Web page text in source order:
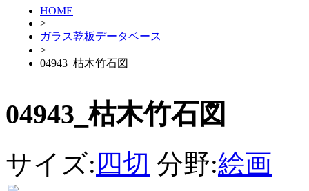
HOME
>
ガラス乾板データベース
>
04943_枯木竹石図
04943_枯木竹石図
サイズ: 四切 分野:絵画